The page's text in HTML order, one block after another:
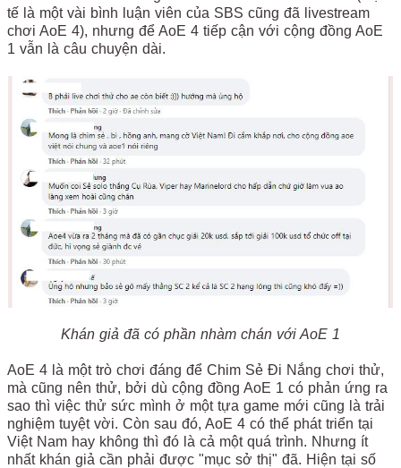
tế là một vài bình luận viên của SBS cũng đã livestream
chơi AoE 4), nhưng để AoE 4 tiếp cận với cộng đồng AoE
1 vẫn là câu chuyện dài.
Khán giả đã có phần nhàm chán với AoE 1
AoE 4 là một trò chơi đáng để Chim Sẻ Đi Nắng chơi thử,
mà cũng nên thử, bởi dù cộng đồng AoE 1 có phản ứng ra
sao thì việc thử sức mình ở một tựa game mới cũng là trải
nghiệm tuyệt vời. Còn sau đó, AoE 4 có thể phát triển tại
Việt Nam hay không thì đó là cả một quá trình. Nhưng ít
nhất khán giả cần phải được "mục sở thị" đã. Hiện tại số